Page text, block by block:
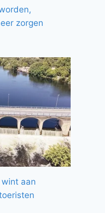
zorgen
wint aan